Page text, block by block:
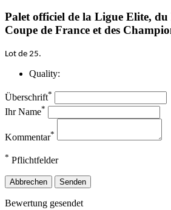
Palet officiel de la Ligue Elite,
Coupe de France et des
Lot de 25.
Quality:
Überschrift*
Ihr Name*
Kommentar*
* Pflichtfelder
Abbrechen Senden
Bewertung gesendet